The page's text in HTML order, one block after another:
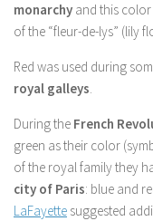
monarchy and this
of the “fleur-de-lys” (lily
Red was used during
royal galleys.
During the French
green as their color
of the royal family they
city of Paris: blue and
LaFayette suggested